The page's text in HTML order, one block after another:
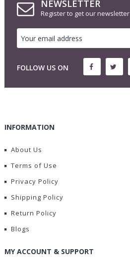
NEWSLETTER
Register to get our newsletter
FOLLOW US ON
INFORMATION
About Us
Terms of Use
Privacy Policy
Shipping Policy
Return Policy
Blogs
MY ACCOUNT & SUPPORT